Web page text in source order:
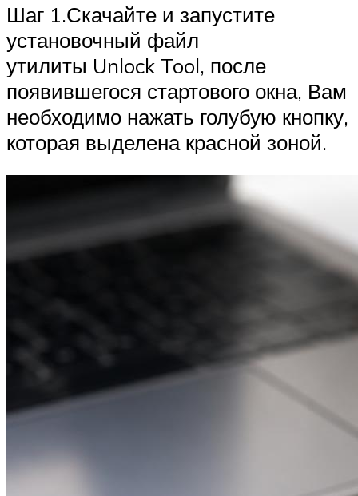
Шаг 1.Скачайте и запустите
установочный файл
утилиты Unlock Tool, после
появившегося стартового окна, Вам
необходимо нажать голубую кнопку,
которая выделена красной зоной.